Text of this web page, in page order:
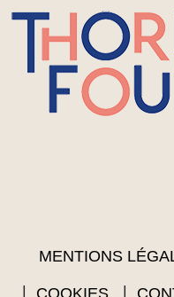
MENTIONS
COOKIES